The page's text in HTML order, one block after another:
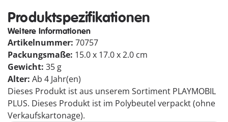
Produktspezifikationen
Weitere Informationen
Artikelnummer: 70757
Packungsmaße: 15.0 x 17.0 x 2.0 cm
Gewicht: 35 g
Alter: Ab 4 Jahr(en)
Dieses Produkt ist aus unserem Sortiment PLAYMOBIL
PLUS. Dieses Produkt ist im Polybeutel verpackt (ohne
Verkaufskartonage).